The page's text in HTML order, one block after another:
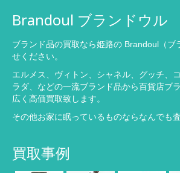
Brandoul ブランドウル
ブランド品の買取なら姫路の Brandoul（ブ
せください。
エルメス、ヴィトン、シャネル、グッチ、
ラダ、などの一流ブランド品から百貨店ブ
広く高価買取致します。
その他お家に眠っているものならなんでも
買取事例